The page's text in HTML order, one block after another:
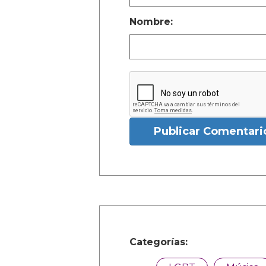
Nombre:
Publicar
Categorías: